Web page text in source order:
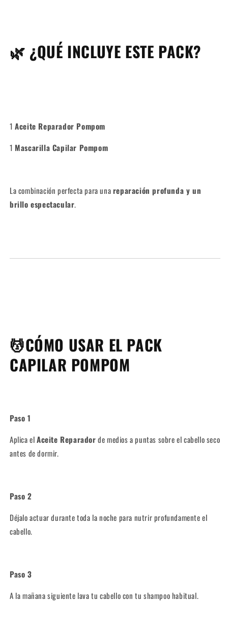
🌿 ¿QUÉ INCLUYE ESTE PACK?
1Aceite Reparador Pompom
1 Mascarilla Capilar Pompom
La combinación perfecta para unareparación profunda y un
brillo espectacular.
💆CÓMO USAR EL PACK
CAPILAR POMPOM
Paso 1
Aplica elAceite Reparadorde medios a puntas sobre el cabello seco
antes de dormir.
Paso 2
Déjalo actuar durante toda la noche para nutrir profundamente el
cabello.
Paso 3
A la mañana siguiente lava tu cabello con tu shampoo habitual.